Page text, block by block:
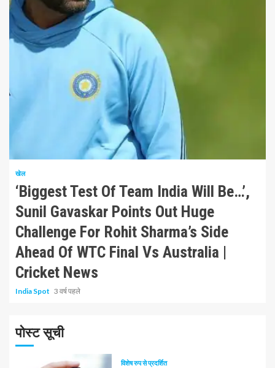
खेल
‘Biggest Test Of Team India Will Be…’,
Sunil Gavaskar Points Out Huge
Challenge For Rohit Sharma’s Side
Ahead Of WTC Final Vs Australia |
Cricket News
India Spot 3 वर्ष पहले
पोस्ट सूची
विशेष रुप से प्रदर्शित